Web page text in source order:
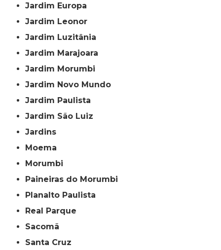
Jardim Europa
Jardim Leonor
Jardim Luzitânia
Jardim Marajoara
Jardim Morumbi
Jardim Novo Mundo
Jardim Paulista
Jardim São Luiz
Jardins
Moema
Morumbi
Paineiras do Morumbi
Planalto Paulista
Real Parque
Sacomã
Santa Cruz